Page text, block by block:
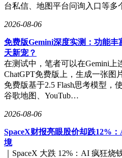
全球光纤销量冠军，该公司掌握
6000万芯公里，在G.654.E超低
80%-90%份额。随着AI算力建设
业龙头将迎来新的增长机遇。
台私信、地图平台问询入口等
2026-08-06
免费版Gemini深度实测：功能
天新宠？
在测试中，笔者可以在Gemini上
ChatGPT免费版上，生成一张图
免费版基于2.5 Flash思考模型，
谷歌地图、YouTub…
2026-08-06
SpaceX财报亮眼股价却跌12%
境
｜SpaceX 大跌 12%：AI 疯狂烧